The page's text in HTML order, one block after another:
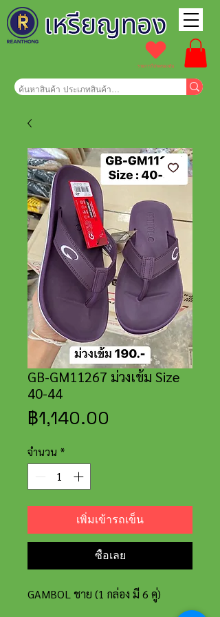
รายการโปรดของฉัน
GB-GM11267 ม่วงเข้ม Size
40-44
฿1,140.00
จำนวน *
เพิ่มเข้ารถเข็น
ซื้อเลย
GAMBOL ชาย (1 กล่อง มี 6 คู่)